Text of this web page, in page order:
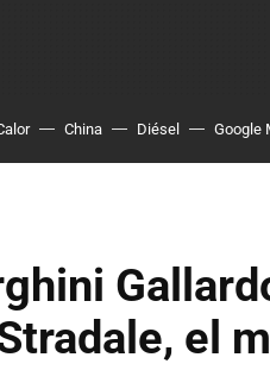
China Diésel Google
el